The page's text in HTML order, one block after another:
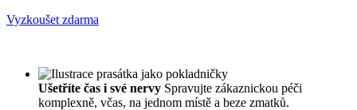
Vyzkoušet zdarma
Ušetříte čas i své nervy Spravujte zákaznickou péči
komplexně, včas, na jednom místě a beze zmatků.